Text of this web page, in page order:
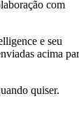
com
e seu
acima
quiser.